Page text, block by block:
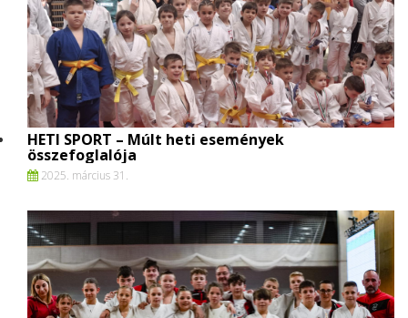
HETI SPORT – Múlt heti események
összefoglalója
2025. március 31.